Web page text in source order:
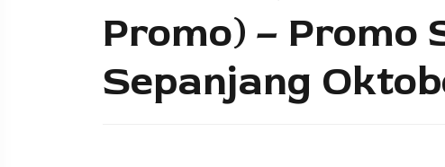
Promo) – Promo
Sepanjang